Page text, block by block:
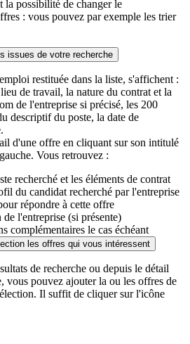
la possibilité de changer le
: vous pouvez par exemple les trier
issues de votre recherche
restituée dans la liste, s'affichent :
de travail, la nature du contrat et la
de l'entreprise si précisé, les 200
descriptif du poste, la date de
d'une offre en cliquant sur son intitulé
Vous retrouvez :
recherché et les éléments de contrat
du candidat recherché par l'entreprise
répondre à cette offre
de l'entreprise (si présente)
complémentaires le cas échéant
les offres qui vous intéressent
de recherche ou depuis le détail
vous pouvez ajouter la ou les offres de
Il suffit de cliquer sur l'icône